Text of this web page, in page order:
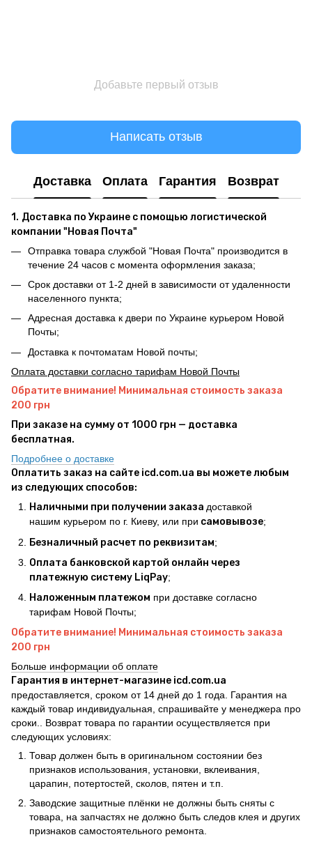
Добавьте первый отзыв
Написать отзыв
Доставка Оплата Гарантия Возврат
1. Доставка по Украине с помощью логистической
компании "Новая Почта"
Отправка товара службой "Новая Почта" производится в
течение 24 часов с момента оформления заказа;
Срок доставки от 1-2 дней в зависимости от удаленности
населенного пункта;
Адресная доставка к двери по Украине курьером Новой
Почты;
Доставка к почтоматам Новой почты;
Оплата доставки согласно тарифам Новой Почты
Обратите внимание! Минимальная стоимость заказа
200 грн
При заказе на сумму от 1000 грн — доставка
бесплатная.
Подробнее о доставке
Оплатить заказ на сайте icd.com.ua вы можете любым
из следующих способов:
Наличными при получении заказа доставкой
нашим курьером по г. Киеву, или при самовывозе;
Безналичный расчет по реквизитам;
Оплата банковской картой онлайн через
платежную систему LiqPay;
Наложенным платежом при доставке согласно
тарифам Новой Почты;
Обратите внимание! Минимальная стоимость заказа
200 грн
Больше информации об оплате
Гарантия в интернет-магазине icd.com.ua
предоставляется, сроком от 14 дней до 1 года. Гарантия на
каждый товар индивидуальная, спрашивайте у менеджера про
сроки.. Возврат товара по гарантии осуществляется при
следующих условиях:
Товар должен быть в оригинальном состоянии без
признаков использования, установки, вклеивания,
царапин, потертостей, сколов, пятен и т.п.
Заводские защитные плёнки не должны быть сняты с
товара, на запчастях не должно быть следов клея и других
признаков самостоятельного ремонта.